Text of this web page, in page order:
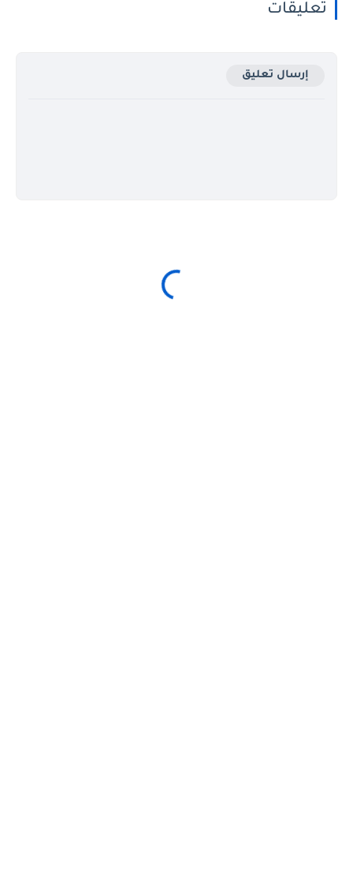
تعليقات
إرسال تعليق